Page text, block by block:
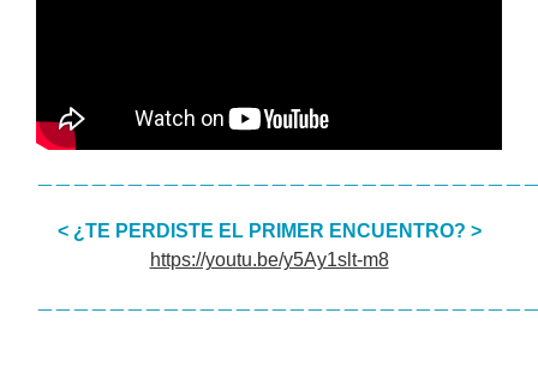
< ¿TE PERDISTE EL PRIMER ENCUENTRO? >
https://youtu.be/y5Ay1slt-m8